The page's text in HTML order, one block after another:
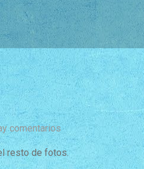
comentarios
resto de fotos.